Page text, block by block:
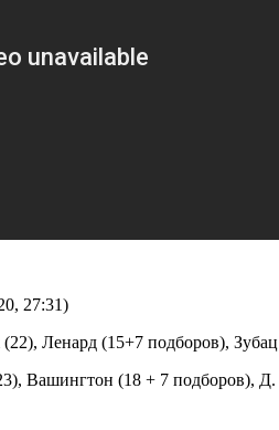
27:31)
Ленард (15+7 подборов),
Вашингтон (18 + 7 подборов),